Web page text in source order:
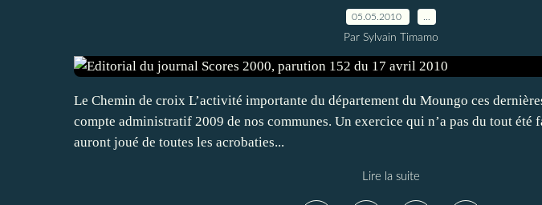
05.05.2010
Par Sylvain Timamo
Le Chemin de croix L’activité importante du département du Moungo ces
compte administratif 2009 de nos communes. Un exercice qui n’a pas du tout été
auront joué de toutes les acrobaties...
Lire la suite